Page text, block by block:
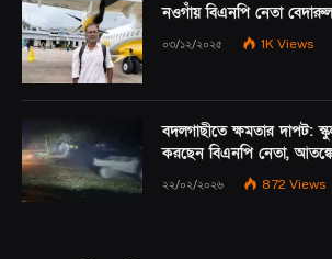
নওগাঁয় বিএনপি নেতা বেদারুল
০৩/১২/২০২৫ 1K Views
বদলগাছীতে ক্ষমতার দাপট:
করছেন বিএনপি নেতা, আতঙ্কে
২২/০২/২০২৬ 872 Views